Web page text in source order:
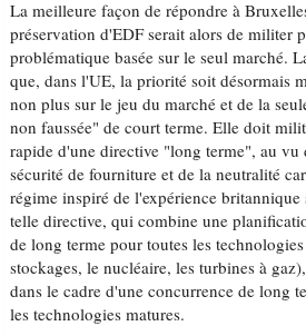
La meilleure façon de répondre à
préservation d'EDF serait alors de militer
problématique basée sur le seul marché.
que, dans l'UE, la priorité soit désormais
non plus sur le jeu du marché et de la
non faussée" de court terme. Elle doit
rapide d'une directive "long terme", au vu
sécurité de fourniture et de la neutralité
régime inspiré de l'expérience
telle directive, qui combine une
de long terme pour toutes les
stockages, le nucléaire, les turbines à
dans le cadre d'une concurrence de long
les technologies matures.